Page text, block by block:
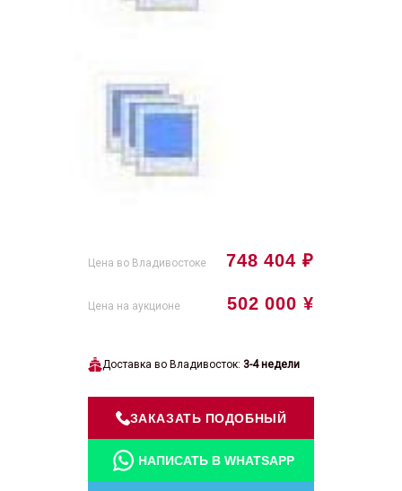
748 404 ₽
Цена во Владивостоке
502 000 ¥
Цена на аукционе
Доставка во Владивосток: 3-4 недели
ЗАКАЗАТЬ ПОДОБНЫЙ
НАПИСАТЬ В WHATSAPP